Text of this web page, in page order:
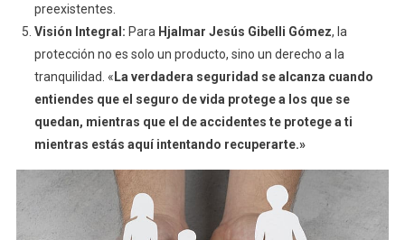
preexistentes.
Visión Integral: Para Hjalmar Jesús Gibelli Gómez, la
protección no es solo un producto, sino un derecho a la
tranquilidad. « La verdadera seguridad se alcanza cuando
entiendes que el seguro de vida protege a los que se
quedan, mientras que el de accidentes te protege a ti
mientras estás aquí intentando recuperarte.»